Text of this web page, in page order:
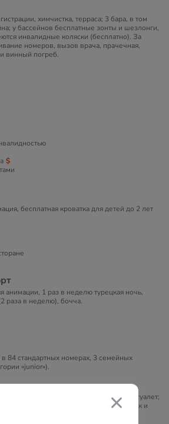
химчистка, терраса; 3 бара, в том
у бассейнов бесплатные зонты и шезлонги,
инвалидные коляски (бесплатно). За
номеров, вызов врача, прачечная,
винный погреб.
бесплатная кроватка для детей до 2 лет
анимации, 1 раз в неделю турецкая ночь,
раза в неделю), бочча.
84 стандартных номерах, 3 семейных
«junior»).
кондиционер, ванная комната (душ, туалет;
телевизор, телефон; балкон (столик и
сейф, мини-бар.